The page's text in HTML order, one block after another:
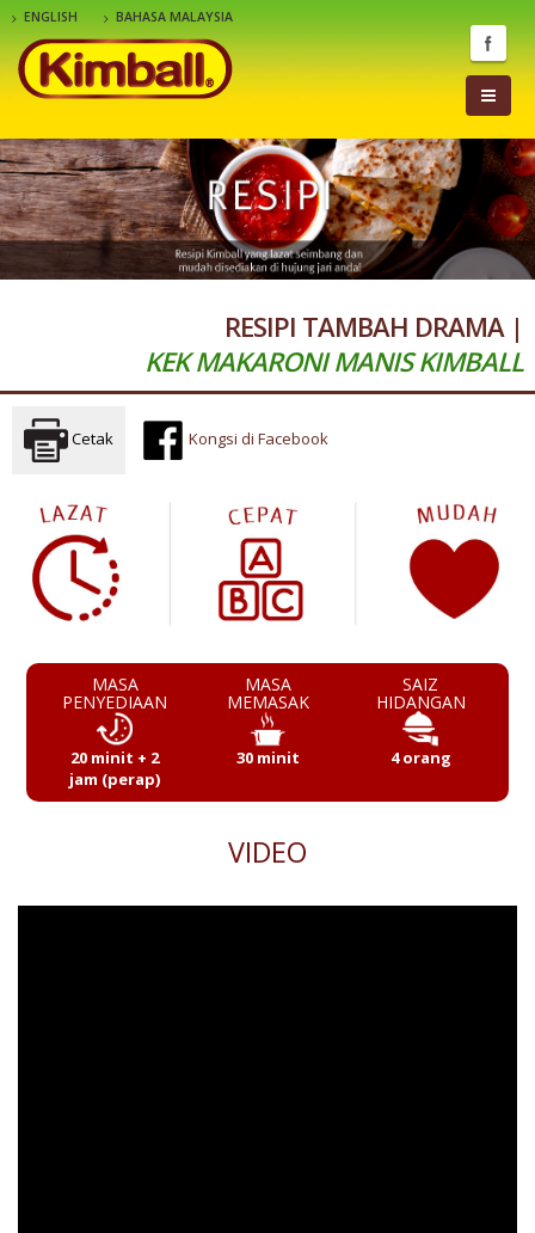
ENGLISH BAHASA MALAYSIA
RESIPI TAMBAH DRAMA |
KEK MAKARONI MANIS KIMBALL
Cetak Kongsi di Facebook
MASA
PENYEDIAAN
20 minit + 2
jam (perap)
MASA
MEMASAK
30 minit
SAIZ
HIDANGAN
4 orang
VIDEO